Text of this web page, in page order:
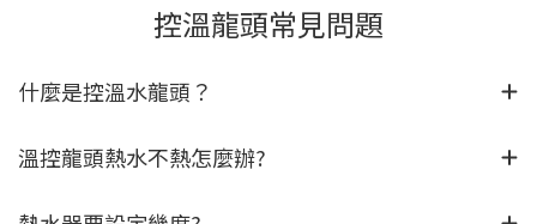
控溫龍頭常見問題
什麼是控溫水龍頭？
溫控龍頭熱水不熱怎麼辦?